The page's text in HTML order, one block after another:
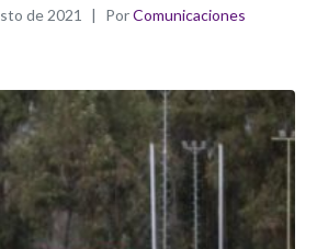
de 2021 PorComunicaciones